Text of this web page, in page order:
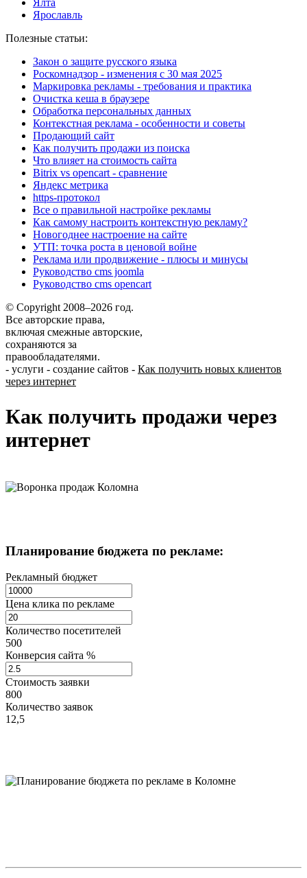
Ялта
Ярославль
Полезные статьи:
Закон о защите русского языка
Роскомнадзор - изменения с 30 мая 2025
Маркировка рекламы - требования и практика
Очистка кеша в браузере
Обработка персональных данных
Контекстная реклама - особенности и советы
Продающий сайт
Как получить продажи из поиска
Что влияет на стоимость сайта
Bitrix vs opencart - сравнение
Яндекс метрика
https-протокол
Все о правильной настройке рекламы
Как самому настроить контекстную рекламу?
Новогоднее настроение на сайте
УТП: точка роста в ценовой войне
Реклама или продвижение - плюсы и минусы
Руководство cms joomla
Руководство cms opencart
© Copyright 2008–2026 год.
Все авторские права,
включая смежные авторские,
сохраняются за
правообладателями.
- услуги - создание сайтов - Как получить новых клиентов
через интернет
Как получить продажи через
интернет
Планирование бюджета по рекламе:
Рекламный бюджет
Цена клика по рекламе
Количество посетителей
500
Конверсия сайта %
Стоимость заявки
800
Количество заявок
12,5